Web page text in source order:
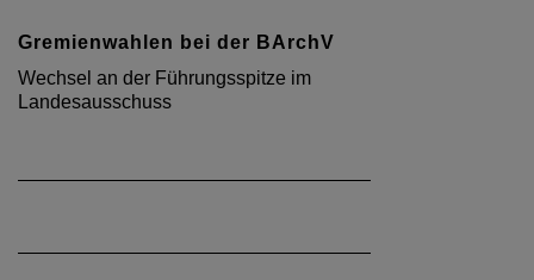
Gremienwahlen bei der BArchV
Wechsel an der Führungsspitze im
Landesausschuss